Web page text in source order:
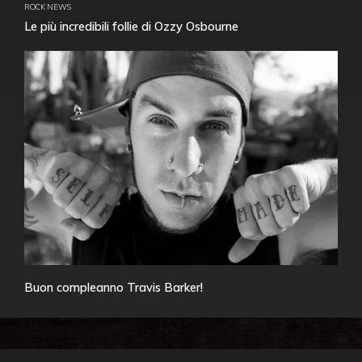
ROCK NEWS
Le più incredibili follie di Ozzy Osbourne
Buon compleanno Travis Barker!